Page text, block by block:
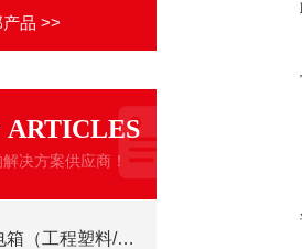
品 >>
ARTICLES
决方案供应商！
防爆防腐照明配电箱（工程塑料/不锈钢）材质的区别